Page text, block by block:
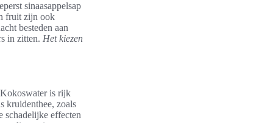
sinaasappelsap
fruit zijn ook
besteden aan
in zitten. Het kiezen
is rijk
kruidenthee, zoals
schadelijke effecten